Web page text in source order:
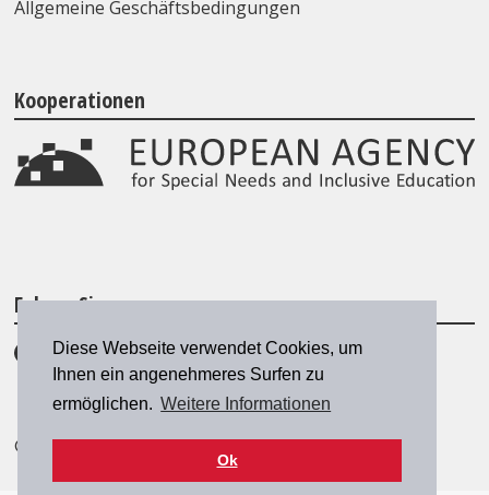
Diese Webseite verwendet Cookies, um
Ihnen ein angenehmeres Surfen zu
ermöglichen. Weitere Informationen
Ok
Allgemeine Geschäftsbedingungen
Kooperationen
Folgen Sie uns
© 2026 SZH/CSPS|szh@szh.ch